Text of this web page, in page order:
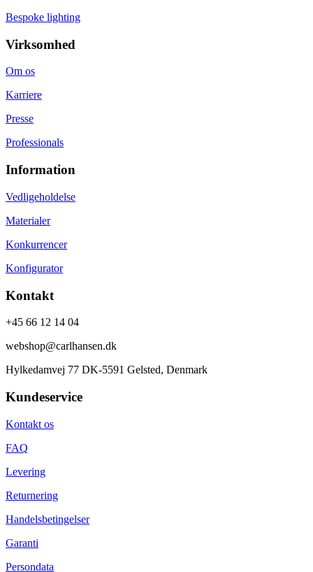
Bespoke lighting
Virksomhed
Om os
Karriere
Presse
Professionals
Information
Vedligeholdelse
Materialer
Konkurrencer
Konfigurator
Kontakt
+45 66 12 14 04
webshop@carlhansen.dk
Hylkedamvej 77 DK-5591 Gelsted, Denmark
Kundeservice
Kontakt os
FAQ
Levering
Returnering
Handelsbetingelser
Garanti
Persondata